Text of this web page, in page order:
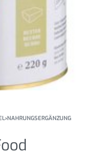
›NAHRUNGSERGÄNZUNG